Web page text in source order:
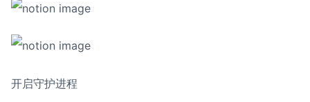
开启守护进程